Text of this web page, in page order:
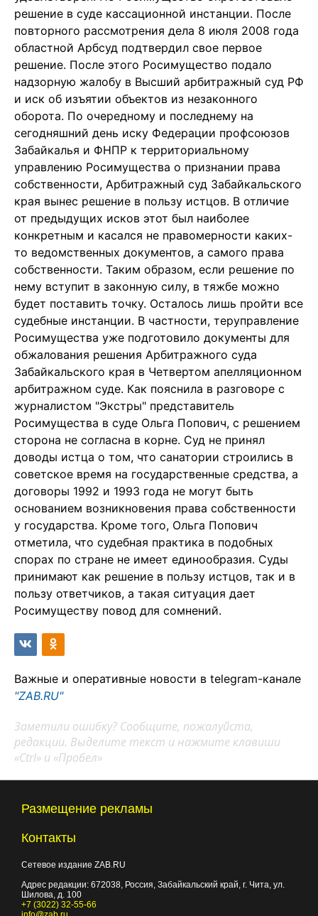
решение в суде кассационной инстанции. После
повторного рассмотрения дела 8 июля 2008 года
областной Арбсуд подтвердил свое первое
решение. После этого Росимущество подало
надзорную жалобу в Высший арбитражный суд РФ
и иск об изъятии объектов из незаконного
оборота. По очередному и последнему на
сегодняшний день иску Федерации профсоюзов
Забайкалья и ФНПР к территориальному
управлению Росимущества о признании права
собственности, Арбитражный суд Забайкальского
края вынес решение в пользу истцов. В отличие
от предыдущих исков этот был наиболее
конкретным и касался не правомерности каких-
то ведомственных документов, а самого права
собственности. Таким образом, если решение по
нему вступит в законную силу, в тяжбе можно
будет поставить точку. Осталось лишь пройти все
судебные инстанции. В частности, теруправление
Росимущества уже подготовило документы для
обжалования решения Арбитражного суда
Забайкальского края в Четвертом апелляционном
арбитражном суде. Как пояснила в разговоре с
журналистом "Экстры" представитель
Росимущества в суде Ольга Попович, с решением
сторона не согласна в корне. Суд не принял
доводы истца о том, что санатории строились в
советское время на государственные средства, а
договоры 1992 и 1993 года не могут быть
основанием возникновения права собственности
у государства. Кроме того, Ольга Попович
отметила, что судебная практика в подобных
спорах по стране не имеет единообразия. Суды
принимают как решение в пользу истцов, так и в
пользу ответчиков, а такая ситуация дает
Росимуществу повод для сомнений.
Важные и оперативные новости в telegram-канале
"ZAB.RU"
Заметили ошибку? Сообщите, пожалуйста,
редакции. Выделите текст и нажмите клавиши
«Ctrl» и «Пробел»
Размещение рекламы
Контакты
Сетевое издание ZAB.RU
Адрес редакции: 672038, Россия, Забайкальский край, г. Чита, ул.
Шилова, д. 100
+7 (3022) 32-55-66